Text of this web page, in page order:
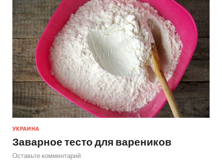
УКРАИНА
Заварное тесто для вареников
Оставьте комментарий